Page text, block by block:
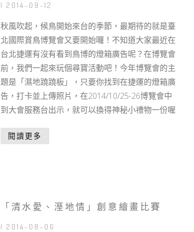
| 2014-09-12
秋風吹起，候鳥開始來台的季節，最期待的就是臺
北國際賞鳥博覽會又要開始囉！不知道大家最近在
台北捷運有沒有看到鳥博的燈箱廣告呢？在博覽會
前，我們一起來玩個尋寶活動吧！今年博覽會的主
題是「濕地蹺蹺板」，只要你找到在捷運的燈箱廣
告，打卡並上傳照片，在2014/10/25-26博覽會中
到大會服務台出示，就可以換得神秘小禮物一份喔
閱讀更多
「清水愛、溼地情」創意繪畫比賽
| 2014-08-06